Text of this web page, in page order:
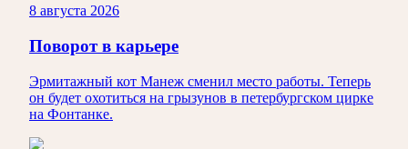
8 августа 2026
Поворот в карьере
Эрмитажный кот Манеж сменил место работы. Теперь
он будет охотиться на грызунов в петербургском цирке
на Фонтанке.